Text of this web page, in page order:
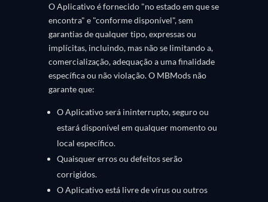
O Aplicativo é fornecido "no estado em que se
encontra" e "conforme disponível", sem
garantias de qualquer tipo, expressas ou
implícitas, incluindo, mas não se limitando a,
comercialização, adequação a uma finalidade
específica ou não violação. O MBMods não
garante que:
O Aplicativo será ininterrupto, seguro ou
estará disponível em qualquer momento ou
local específico.
Quaisquer erros ou defeitos serão
corrigidos.
O Aplicativo está livre de vírus ou outros